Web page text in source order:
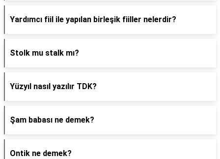
Yardımcı fiil ile yapılan birleşik fiiller nelerdir?
Stolk mu stalk mı?
Yüzyıl nasıl yazılır TDK?
Şam babası ne demek?
Ontik ne demek?